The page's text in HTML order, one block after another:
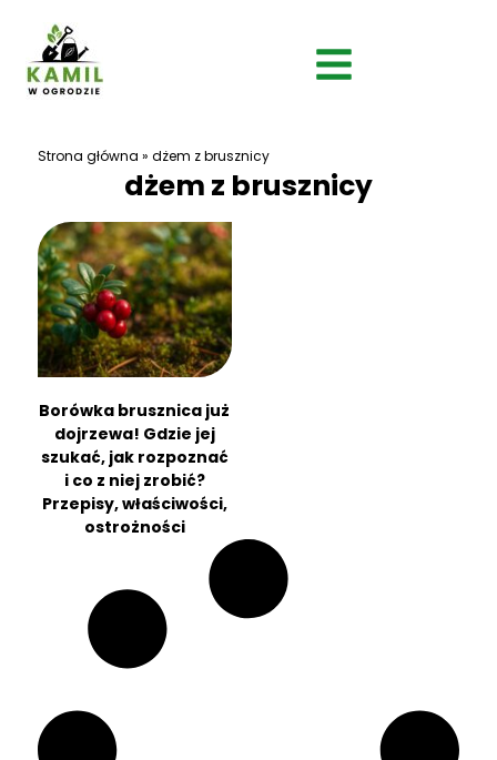
Strona główna » dżem z brusznicy
dżem z brusznicy
Borówka brusznica już
dojrzewa! Gdzie jej
szukać, jak rozpoznać
i co z niej zrobić?
Przepisy, właściwości,
ostrożności